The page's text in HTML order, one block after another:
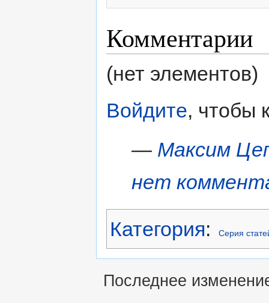
Комментарии
(нет элементов)
Войдите, чтобы
— Максим
нет
Категория: Серия
Последнее